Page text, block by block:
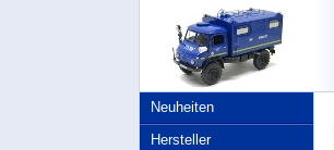
Neuheiten
Hersteller